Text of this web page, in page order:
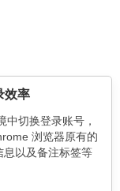
效率
切换登录账号，
浏览器原有的
息以及备注标签等